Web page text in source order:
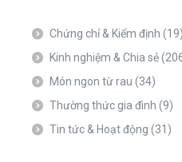
Chứng chỉ & Kiểm định (19)
Kinh nghiệm & Chia sẻ
Món ngon từ rau (34)
Thường thức gia đình (9)
Tin tức & Hoạt động (31)